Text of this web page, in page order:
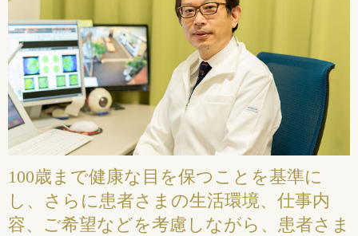
100歳まで健康な目を保つことを基準に
し、さらに患者さまの生活環境、仕事内
容、ご希望などを考慮しながら、患者さま